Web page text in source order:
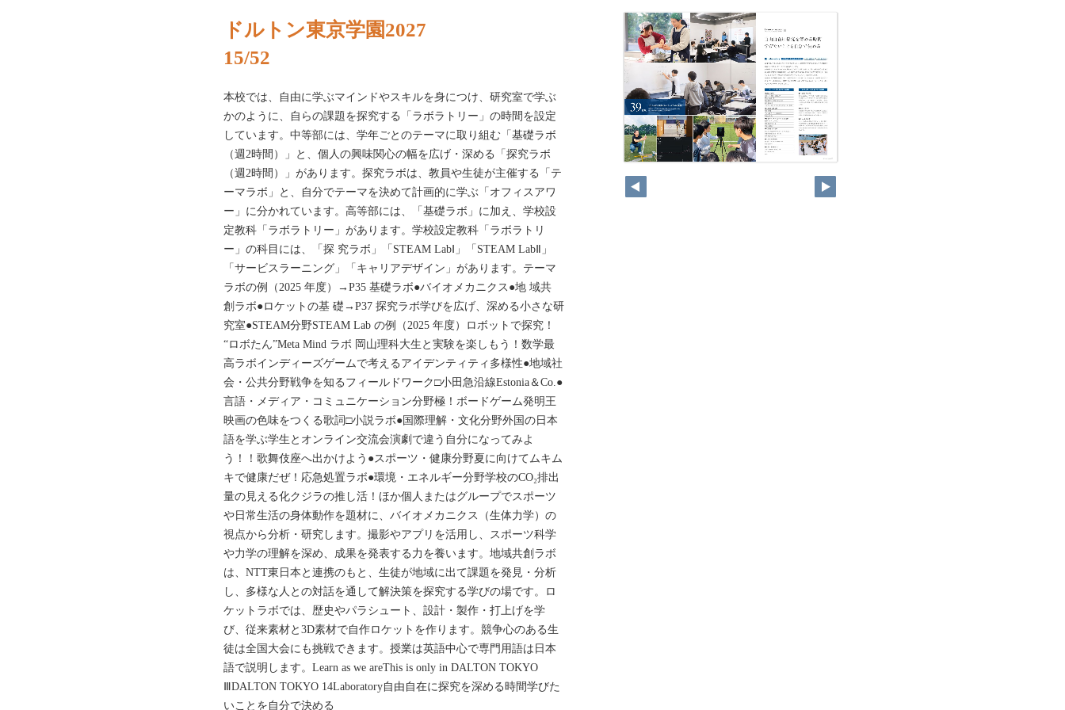
ドルトン東京学園2027
15/52
本校では、自由に学ぶマインドやスキルを身につけ、研究室で学ぶ
かのように、自らの課題を探究する「ラボラトリー」の時間を設定
しています。中等部には、学年ごとのテーマに取り組む「基礎ラボ
（週2時間）」と、個人の興味関心の幅を広げ・深める「探究ラボ
（週2時間）」があります。探究ラボは、教員や生徒が主催する「テ
ーマラボ」と、自分でテーマを決めて計画的に学ぶ「オフィスアワ
ー」に分かれています。高等部には、「基礎ラボ」に加え、学校設
定教科「ラボラトリー」があります。学校設定教科「ラボラトリ
ー」の科目には、「探 究ラボ」「STEAM LabⅠ」「STEAM LabⅡ」
「サービスラーニング」「キャリアデザイン」があります。テーマ
ラボの例（2025 年度）→P35 基礎ラボ●バイオメカニクス●地 域共
創ラボ●ロケットの基 礎→P37 探究ラボ学びを広げ、深める小さな研
究室●STEAM分野STEAM Lab の例（2025 年度）ロボットで探究！
“ロボたん”Meta Mind ラボ 岡山理科大生と実験を楽しもう！数学最
高ラボインディーズゲームで考えるアイデンティティ多様性●地域社
会・公共分野戦争を知るフィールドワーク□小田急沿線Estonia＆Co.●
言語・メディア・コミュニケーション分野極！ボードゲーム発明王
映画の色味をつくる歌詞□小説ラボ●国際理解・文化分野外国の日本
語を学ぶ学生とオンライン交流会演劇で違う自分になってみよ
う！！歌舞伎座へ出かけよう●スポーツ・健康分野夏に向けてムキム
キで健康だぜ！応急処置ラボ●環境・エネルギー分野学校のCO₂排出
量の見える化クジラの推し活！ほか個人またはグループでスポーツ
や日常生活の身体動作を題材に、バイオメカニクス（生体力学）の
視点から分析・研究します。撮影やアプリを活用し、スポーツ科学
や力学の理解を深め、成果を発表する力を養います。地域共創ラボ
は、NTT東日本と連携のもと、生徒が地域に出て課題を発見・分析
し、多様な人との対話を通して解決策を探究する学びの場です。ロ
ケットラボでは、歴史やパラシュート、設計・製作・打上げを学
び、従来素材と3D素材で自作ロケットを作ります。競争心のある生
徒は全国大会にも挑戦できます。授業は英語中心で専門用語は日本
語で説明します。Learn as we areThis is only in DALTON TOKYO
ⅢDALTON TOKYO 14Laboratory自由自在に探究を深める時間学びた
いことを自分で決める